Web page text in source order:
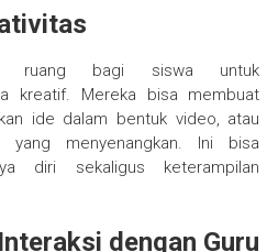
ruang bagi siswa untuk
kreatif. Mereka bisa membuat
ide dalam bentuk video, atau
yang menyenangkan. Ini bisa
diri sekaligus keterampilan
dengan Guru